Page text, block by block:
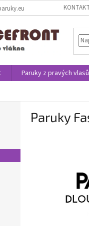
Paruky z pravých vlasů
Paruky